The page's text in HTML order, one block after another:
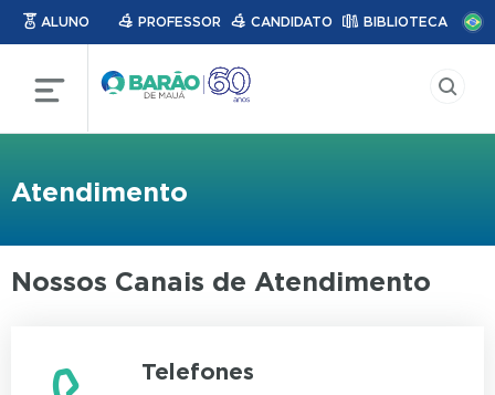
ALUNO PROFESSOR CANDIDATO BIBLIOTECA
Atendimento
Nossos Canais de Atendimento
Telefones